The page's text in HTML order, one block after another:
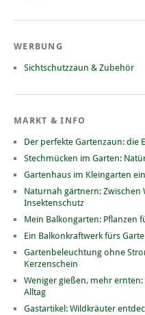
WERBUNG
Sichtschutzzaun & Zubehör
MARKT & INFO
Der perfekte Gartenzaun: die
Stechmücken im Garten:
Gartenhaus im Kleingarten
Naturnah gärtnern: Zwischen
Insektenschutz
Mein Balkongarten: Pflanzen
Ein Balkonkraftwerk fürs
Gartenbeleuchtung ohne
Kerzenschein
Weniger gießen, mehr
Alltag
Gastartikel: Wildkräuter